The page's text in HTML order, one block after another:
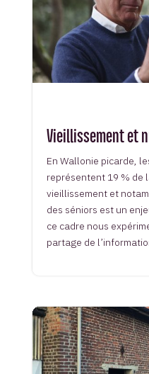
Vieillissement et
En Wallonie picarde,
représentent 19 % de
vieillissement et
des séniors est un
ce cadre nous
partage de